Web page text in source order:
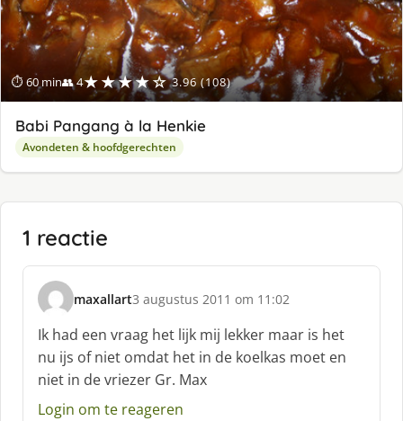
⏱ 60 min👥 4★★★★☆ 3.96 (108)
Babi Pangang à la Henkie
Avondeten & hoofdgerechten
1 reactie
maxallart
s
c
h
r
e
e
3 augustus 2011 om 11:02
Ik had een vraag het lijk mij lekker maar is het
nu ijs of niet omdat het in de koelkas moet en
niet in de vriezer Gr. Max
Login om te reageren